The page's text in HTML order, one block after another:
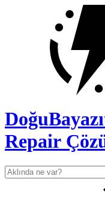
Repair